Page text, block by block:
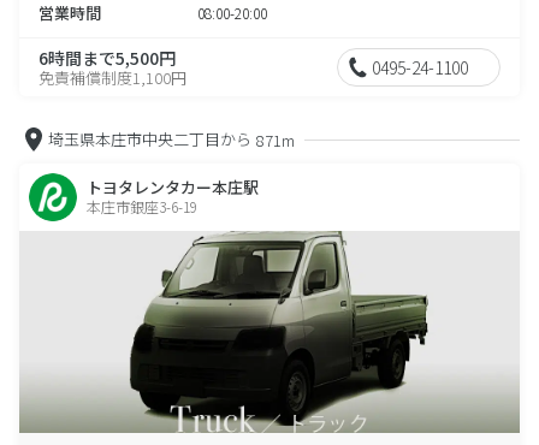
営業時間 08:00-20:00
6時間まで5,500円
免責補償制度1,100円 0495-24-1100
埼玉県本庄市中央二丁目から 871m
トヨタレンタカー本庄駅
本庄市銀座3-6-19